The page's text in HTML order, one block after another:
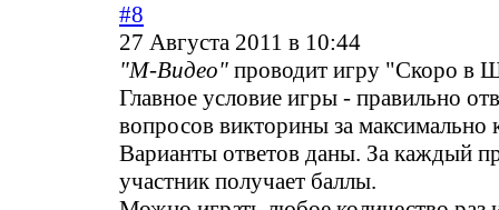
#8
27 Августа 2011 в 10:44
"М-Видео" проводит игру "Скоро в
Главное условие игры - правильно
вопросов викторины за максимально
Варианты ответов даны. За каждый
участник получает баллы.